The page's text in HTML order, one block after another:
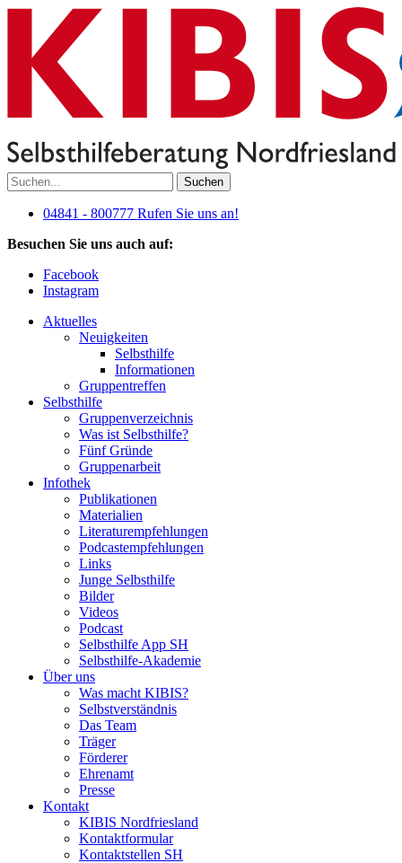
Suchen
04841 - 800777 Rufen Sie uns an!
Besuchen Sie uns auch auf:
Facebook
Instagram
Aktuelles
Neuigkeiten
Selbsthilfe
Informationen
Gruppentreffen
Selbsthilfe
Gruppenverzeichnis
Was ist Selbsthilfe?
Fünf Gründe
Gruppenarbeit
Infothek
Publikationen
Materialien
Literaturempfehlungen
Podcastempfehlungen
Links
Junge Selbsthilfe
Bilder
Videos
Podcast
Selbsthilfe App SH
Selbsthilfe-Akademie
Über uns
Was macht KIBIS?
Selbstverständnis
Das Team
Träger
Förderer
Ehrenamt
Presse
Kontakt
KIBIS Nordfriesland
Kontaktformular
Kontaktstellen SH